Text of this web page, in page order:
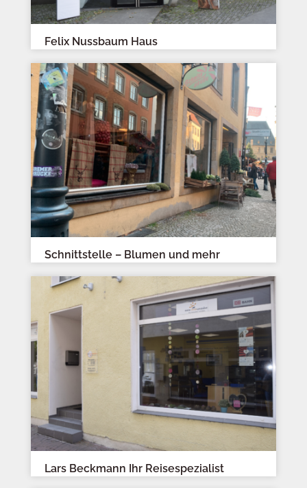
Felix Nussbaum Haus
Schnittstelle – Blumen und mehr
Lars Beckmann Ihr Reisespezialist